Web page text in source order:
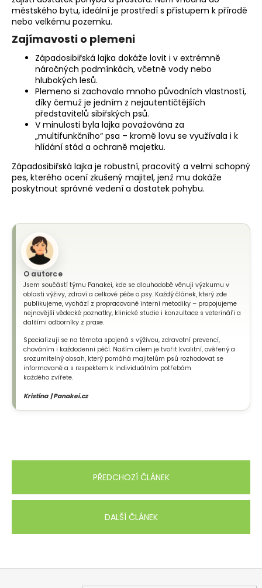
městského bytu, ideální je prostředí s přístupem k přírodě
nebo velkému pozemku.
Zajímavosti o plemeni
Západosibiřská lajka dokáže lovit i v extrémně
náročných podmínkách, včetně vody nebo
hlubokých lesů.
Plemeno si zachovalo mnoho původních vlastností,
díky čemuž je jedním z nejautentičtějších
představitelů sibiřských psů.
V minulosti byla lajka považována za
„multifunkčního“ psa – kromě lovu se využívala i k
hlídání stád a ochraně majetku.
Západosibiřská lajka je robustní, pracovitý a velmi schopný
pes, kterého ocení zkušený majitel, jenž mu dokáže
poskytnout správné vedení a dostatek pohybu.
O autorce
Jsem součástí týmu Panakei, kde se dlouhodobě věnuji výzkumu v
oblasti výživy, zdraví a celkové péče o psy. Každý článek, který zde
publikujeme, vychází z propracované interní metodiky – propojujeme
nejnovější vědecké poznatky, klinické studie i konzultace s veterináři a
dalšími odborníky z praxe.
Specializuji se na témata spojená s výživou, zdravotní prevencí,
chováním i každodenní péčí. Naším cílem je tvořit kvalitní, ověřený a
srozumitelný obsah, který pomáhá majitelům psů rozhodovat se
informovaně a s respektem k individuálním potřebám
každého zvířete.
Kristína | Panakei.cz
PŘEDCHOZÍ ČLÁNEK
DALŠÍ ČLÁNEK